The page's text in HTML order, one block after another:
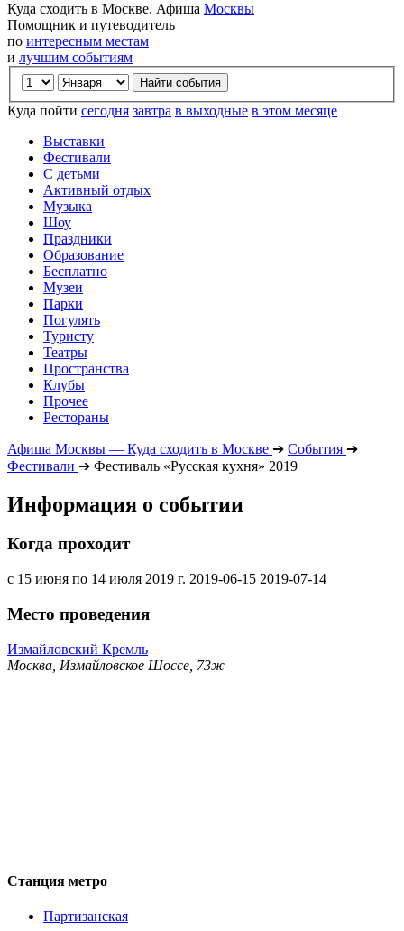
Куда сходить в Москве. Афиша Москвы
Помощник и путеводитель
по интересным местам
и лучшим событиям
Куда пойти сегодня завтра в выходные в этом месяце
Выставки
Фестивали
С детьми
Активный отдых
Музыка
Шоу
Праздники
Образование
Бесплатно
Музеи
Парки
Погулять
Туристу
Театры
Пространства
Клубы
Прочее
Рестораны
Афиша Москвы — Куда сходить в Москве ➔ События ➔
Фестивали ➔ Фестиваль «Русская кухня» 2019
Информация о событии
Когда проходит
с 15 июня по 14 июля 2019 г. 2019-06-15 2019-07-14
Место проведения
Измайловский Кремль
Москва, Измайловское Шоссе, 73ж
Станция метро
Партизанская